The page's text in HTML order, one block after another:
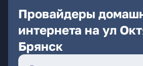
Провайдеры
интернета на ул
Брянск